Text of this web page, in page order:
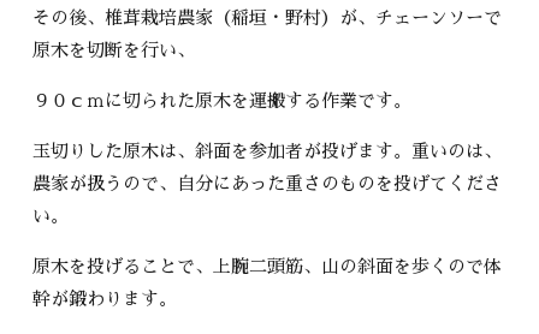
その後、椎茸栽培農家（稲垣・野村）が、チェーンソーで
原木を切断を行い、
９０ｃｍに切られた原木を運搬する作業です。
玉切りした原木は、斜面を参加者が投げます。重いのは、
農家が扱うので、自分にあった重さのものを投げてくださ
い。
原木を投げることで、上腕二頭筋、山の斜面を歩くので体
幹が鍛わります。